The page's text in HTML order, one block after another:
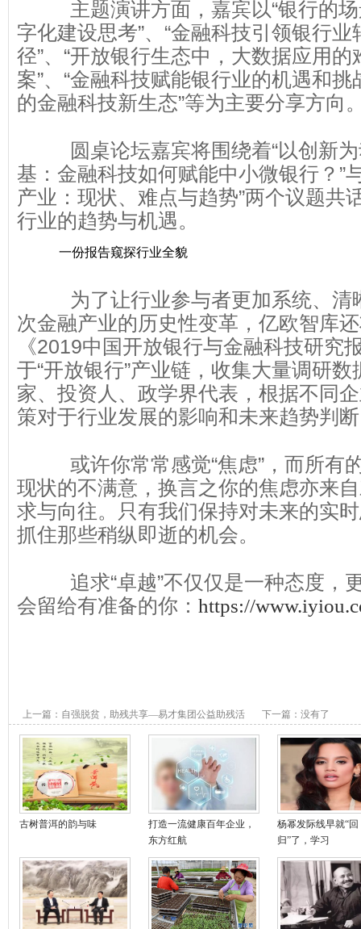
主题演讲方面，嘉宾以“银行的
字化建设思考”、“金融科技引领银行
径”、“开放银行生态中，大数据应用
案”、“金融科技赋能银行业的机遇和挑
的金融科技新生态”等为主要分享方向
圆桌论坛嘉宾将围绕着“以创新
基：金融科技如何赋能中小微银行？”
产业：现状、难点与趋势”两个议题共
行业的趋势与机遇。
一份报告窥探行业全貌
为了让行业参与者更加系统、清
次金融产业的历史性变革，亿欧智库
《2019中国开放银行与金融科技研究
于“开放银行”产业链，收集大量调研
家、投资人、政学界代表，根据不同
策对于行业发展的影响和未来趋势判
或许你常常感觉“焦虑”，而所有
现状的不满意，换言之你的焦虑亦来自
求与向往。只有我们保持对未来的实
抓住那些稍纵即逝的机会。
追求“卓越”不仅仅是一种态度，
会留给有准备的你： https://
上一篇： 自强脱贫，助残共享—易才集团公益助残活
动（北京站）
下一篇：没有了
古树普洱的韵与味
打造一流健康百年企业，
东方红航
杨幂发际线早就“回
归”了，学习